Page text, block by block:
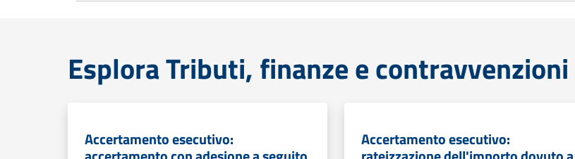
Esplora Tributi, finanze e contravvenzioni
Accertamento esecutivo: Accertamento esecutivo: